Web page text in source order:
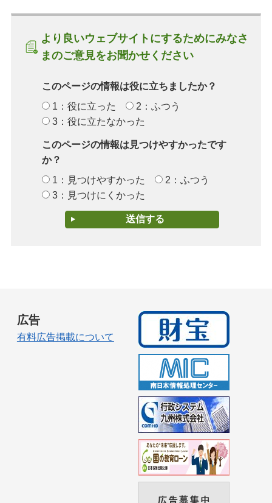
より良いウェブサイトにするためにみなさ
まのご意見をお聞かせください
このページの情報は役に立ちましたか？
1：役に立った
2：ふつう
3：役に立たなかった
このページの情報は見つけやすかったです
か？
1：見つけやすかった
2：ふつう
3：見つけにくかった
広告
有料広告掲載について